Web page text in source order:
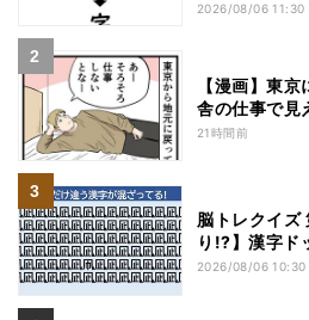
2026/08/06 11:30
【漫画】東
舎の仕事で見
21時間前
脳トレクイズ
り!?】漢字ド
2026/08/06 10:30